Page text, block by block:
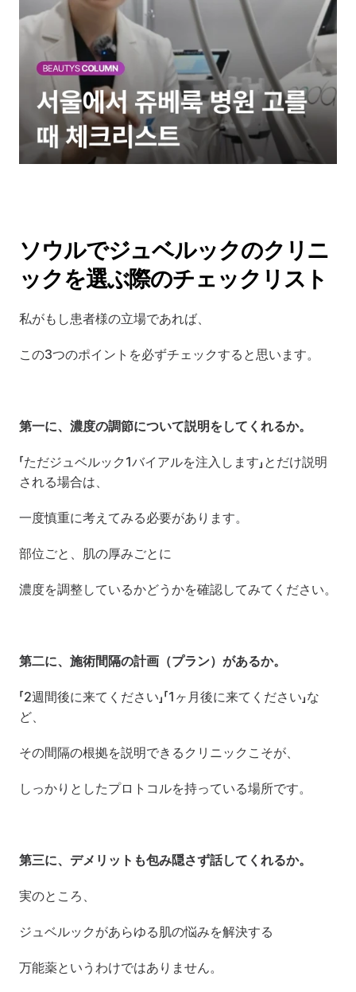
ソウルでジュベルックのクリニ
ックを選ぶ際のチェックリスト
私がもし患者様の立場であれば、
この3つのポイントを必ずチェックすると思います。
第一に、濃度の調節について説明をしてくれるか。
「ただジュベルック1バイアルを注入します」とだけ説明
される場合は、
一度慎重に考えてみる必要があります。
部位ごと、肌の厚みごとに
濃度を調整しているかどうかを確認してみてください。
第二に、施術間隔の計画（プラン）があるか。
「2週間後に来てください」「1ヶ月後に来てください」な
ど、
その間隔の根拠を説明できるクリニックこそが、
しっかりとしたプロトコルを持っている場所です。
第三に、デメリットも包み隠さず話してくれるか。
実のところ、
ジュベルックがあらゆる肌の悩みを解決する
万能薬というわけではありません。